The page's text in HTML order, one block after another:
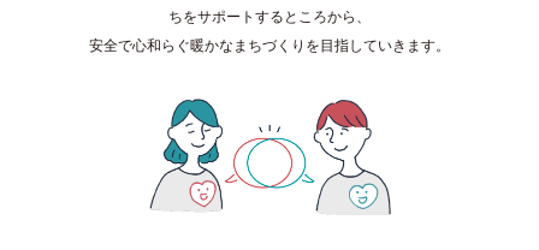
ちをサポートするところから、
安全で心和らぐ暖かなまちづくりを目指していきます。